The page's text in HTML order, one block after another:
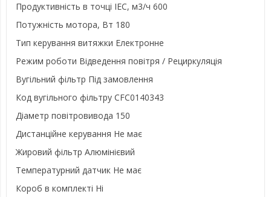
Продуктивність в точці IEC, м3/ч 600
Потужність мотора, Вт 180
Тип керування витяжки Електронне
Режим роботи Відведення повітря / Рециркуляція
Вугільний фільтр Під замовлення
Код вугільного фільтру CFC0140343
Діаметр повітровивода 150
Дистанційне керування Не має
Жировий фільтр Алюмінієвий
Температурний датчик Не має
Короб в комплекті Ні